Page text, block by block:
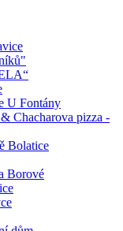
U Fontány
Chacharova pizza -
Bolatice
Borové